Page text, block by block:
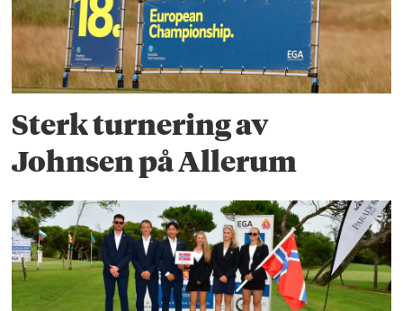
Sterk turnering av
Johnsen på Allerum